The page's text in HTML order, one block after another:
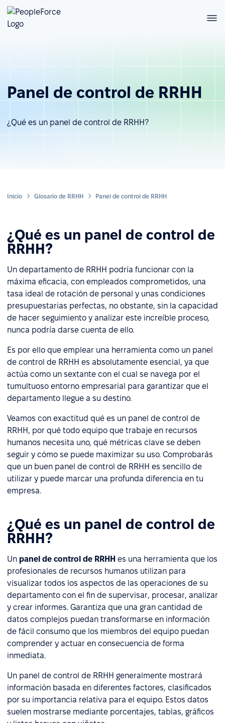
Panel de control de RRHH
¿Qué es un panel de control de RRHH?
Inicio Glosario de RRHH Panel de control de RRHH
¿Qué es un panel de control de
RRHH?
Un departamento de RRHH podría funcionar con la
máxima eficacia, con empleados comprometidos, una
tasa ideal de rotación de personal y unas condiciones
presupuestarias perfectas, no obstante, sin la capacidad
de hacer seguimiento y analizar este increíble proceso,
nunca podría darse cuenta de ello.
Es por ello que emplear una herramienta como un panel
de control de RRHH es absolutamente esencial, ya que
actúa como un sextante con el cual se navega por el
tumultuoso entorno empresarial para garantizar que el
departamento llegue a su destino.
Veamos con exactitud qué es un panel de control de
RRHH, por qué todo equipo que trabaje en recursos
humanos necesita uno, qué métricas clave se deben
seguir y cómo se puede maximizar su uso. Comprobarás
que un buen panel de control de RRHH es sencillo de
utilizar y puede marcar una profunda diferencia en tu
empresa.
¿Qué es un panel de control de
RRHH?
Un panel de control de RRHH es una herramienta que los
profesionales de recursos humanos utilizan para
visualizar todos los aspectos de las operaciones de su
departamento con el fin de supervisar, procesar, analizar
y crear informes. Garantiza que una gran cantidad de
datos complejos puedan transformarse en información
de fácil consumo que los miembros del equipo puedan
comprender y actuar en consecuencia de forma
inmediata.
Un panel de control de RRHH generalmente mostrará
información basada en diferentes factores, clasificados
por su importancia relativa para el equipo. Estos datos
suelen mostrarse mediante porcentajes, tablas, gráficos